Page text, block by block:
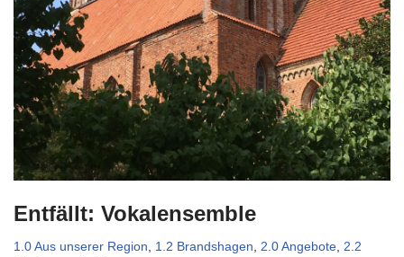
Entfällt: Vokalensemble
1.0 Aus unserer Region 1.2 Brandshagen 2.0 Angebote 2.2